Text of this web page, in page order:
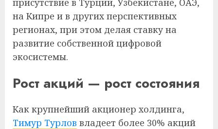
присутствие в Турции, Узбекистане, ОАЭ,
на Кипре и в других перспективных
регионах, при этом делая ставку на
развитие собственной цифровой
экосистемы.
Рост акций — рост состояния
Как крупнейший акционер холдинга,
Тимур Турлов владеет более 30% акций